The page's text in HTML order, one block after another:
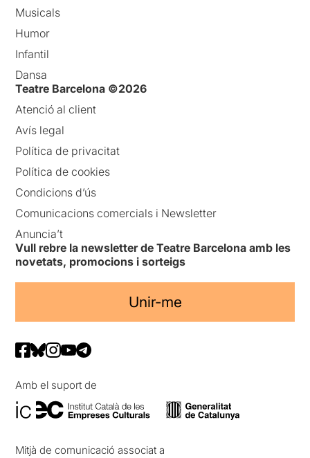
Musicals
Humor
Infantil
Dansa
Teatre Barcelona ©2026
Atenció al client
Avís legal
Política de privacitat
Política de cookies
Condicions d’ús
Comunicacions comercials i Newsletter
Anuncia’t
Vull rebre la newsletter de Teatre Barcelona amb les
novetats, promocions i sorteigs
Unir-me
Amb el suport de
Mitjà de comunicació associat a